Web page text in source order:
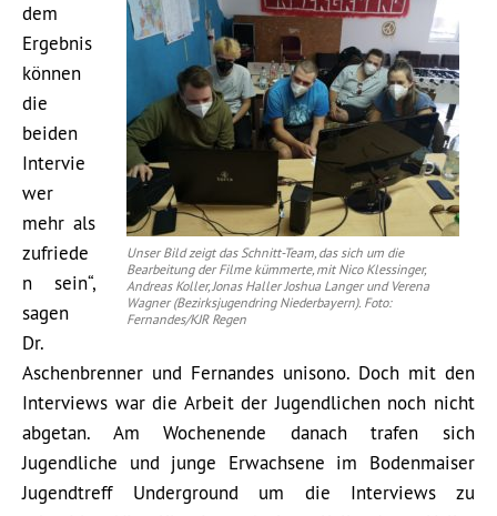
Unser Bild zeigt das Schnitt-Team, das sich um die
Bearbeitung der Filme kümmerte, mit Nico Klessinger,
Andreas Koller, Jonas Haller Joshua Langer und Verena
Wagner (Bezirksjugendring Niederbayern). Foto:
Fernandes/KJR Regen
dem
Ergebnis
können
die
beiden
Intervie
wer
mehr als
zufriede
n sein“,
sagen
Dr.
Aschenbrenner und Fernandes unisono. Doch mit den
Interviews war die Arbeit der Jugendlichen noch nicht
abgetan. Am Wochenende danach trafen sich
Jugendliche und junge Erwachsene im Bodenmaiser
Jugendtreff Underground um die Interviews zu